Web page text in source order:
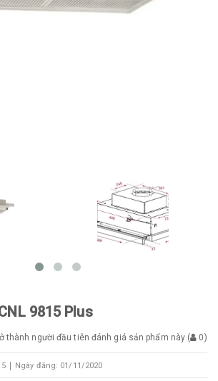
9815 Plus
thành người đầu tiên đánh giá sản phẩm này ( 0)
Ngày đăng: 01/11/2020